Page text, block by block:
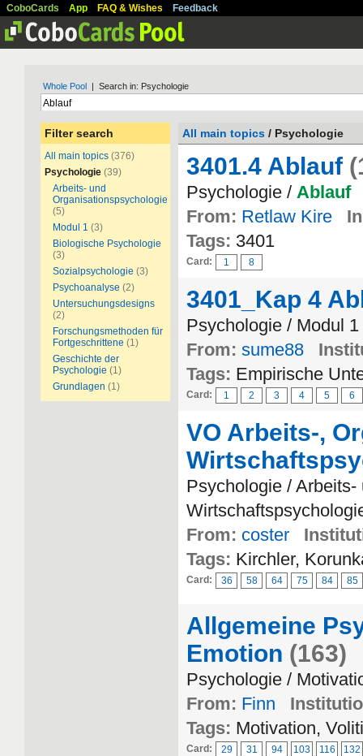
CoboCards App FAQ & Wishes Feedback
Whole Pool | Search in: Psychologie
Filter search
All main topics (376)
Psychologie (39)
Arbeits- und
Organisationspsychologie
(5)
Modul 1 (3)
Biologische Psychologie
(3)
Sozialpsychologie (3)
Psychoanalyse (2)
Untersuchungsdesigns
(2)
Forschungsmethoden für
Fortgeschrittene (1)
Geschichte der
Psychologie (1)
Grundlagen (1)
All main topics / Psychologie
3401.4 Ablauf
Psychologie / Ablauf
From: Retlaw Kire
Tags: 3401
Card: 1 8
3401_Kap 4
Psychologie / Modul 1
From: sume88
Tags: Empirische
Card: 1 2 3 4 5 6
VO Arbeits-,
Psychologie /
From: coster
Tags: Kirchler,
Card: 36 58 64 75 84 85
Allgemeine
Emotion (163)
Psychologie /
From: Finn
Tags: Motivation,
Card: 29 31 94 103 116 132